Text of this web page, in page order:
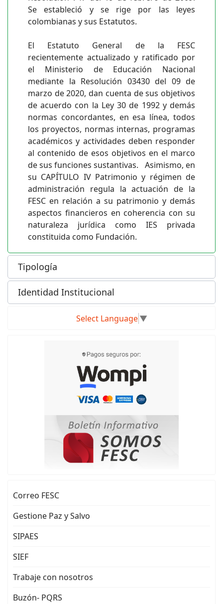
Se estableció y se rige por las leyes
colombianas y sus Estatutos.
El Estatuto General de la FESC
recientemente actualizado y ratificado por
el Ministerio de Educación Nacional
mediante la Resolución 03430 del 09 de
marzo de 2020, dan cuenta de sus objetivos
de acuerdo con la Ley 30 de 1992 y demás
normas concordantes, en esa línea, todos
los proyectos, normas internas, programas
académicos y actividades deben responder
al contenido de esos objetivos en el marco
de sus funciones sustantivas. Asimismo, en
su CAPÍTULO IV Patrimonio y régimen de
administración regula la actuación de la
FESC en relación a su patrimonio y demás
aspectos financieros en coherencia con su
naturaleza jurídica como IES privada
constituida como Fundación.
Tipología
Identidad Institucional
Select Language▼
Correo FESC
Gestione Paz y Salvo
SIPAES
SIEF
Trabaje con nosotros
Buzón- PQRS